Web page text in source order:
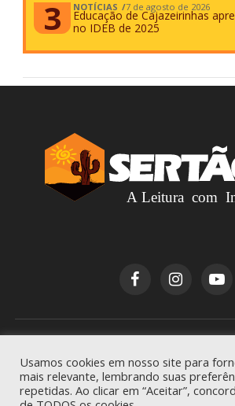
NOTÍCIAS 7 de agosto de 2026
Educação de Cajazeirinhas
no IDEB de 2025
reservados.
Usamos cookies em nosso site para
mais relevante, lembrando suas
repetidas. Ao clicar em “Aceitar”,